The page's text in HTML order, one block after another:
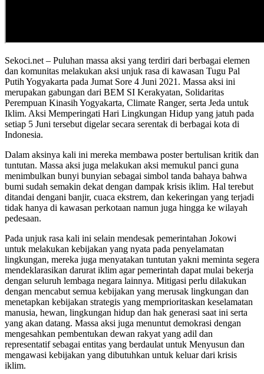
Sekoci.net – Puluhan massa aksi yang terdiri dari berbagai elemen
dan komunitas melakukan aksi unjuk rasa di kawasan Tugu Pal
Putih Yogyakarta pada Jumat Sore 4 Juni 2021. Massa aksi ini
merupakan gabungan dari BEM SI Kerakyatan, Solidaritas
Perempuan Kinasih Yogyakarta, Climate Ranger, serta Jeda untuk
Iklim. Aksi Memperingati Hari Lingkungan Hidup yang jatuh pada
setiap 5 Juni tersebut digelar secara serentak di berbagai kota di
Indonesia.
Dalam aksinya kali ini mereka membawa poster bertulisan kritik dan
tuntutan. Massa aksi juga melakukan aksi memukul panci guna
menimbulkan bunyi bunyian sebagai simbol tanda bahaya bahwa
bumi sudah semakin dekat dengan dampak krisis iklim. Hal terebut
ditandai dengani banjir, cuaca ekstrem, dan kekeringan yang terjadi
tidak hanya di kawasan perkotaan namun juga hingga ke wilayah
pedesaan.
Pada unjuk rasa kali ini selain mendesak pemerintahan Jokowi
untuk melakukan kebijakan yang nyata pada penyelamatan
lingkungan, mereka juga menyatakan tuntutan yakni meminta segera
mendeklarasikan darurat iklim agar pemerintah dapat mulai bekerja
dengan seluruh lembaga negara lainnya. Mitigasi perlu dilakukan
dengan mencabut semua kebijakan yang merusak lingkungan dan
menetapkan kebijakan strategis yang memprioritaskan keselamatan
manusia, hewan, lingkungan hidup dan hak generasi saat ini serta
yang akan datang. Massa aksi juga menuntut demokrasi dengan
mengesahkan pembentukan dewan rakyat yang adil dan
representatif sebagai entitas yang berdaulat untuk Menyusun dan
mengawasi kebijakan yang dibutuhkan untuk keluar dari krisis
iklim.